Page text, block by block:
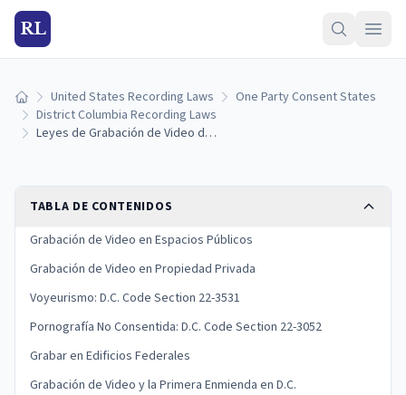
RL
Inicio United States Recording Laws
One Party Consent States
District Columbia Recording Laws
Leyes de Grabación de Video del Distrito de Columbia: Lo Que Necesita Saber
TABLA DE CONTENIDOS
Grabación de Video en Espacios Públicos
Grabación de Video en Propiedad Privada
Voyeurismo: D.C. Code Section 22-3531
Pornografía No Consentida: D.C. Code Section 22-3052
Grabar en Edificios Federales
Grabación de Video y la Primera Enmienda en D.C.